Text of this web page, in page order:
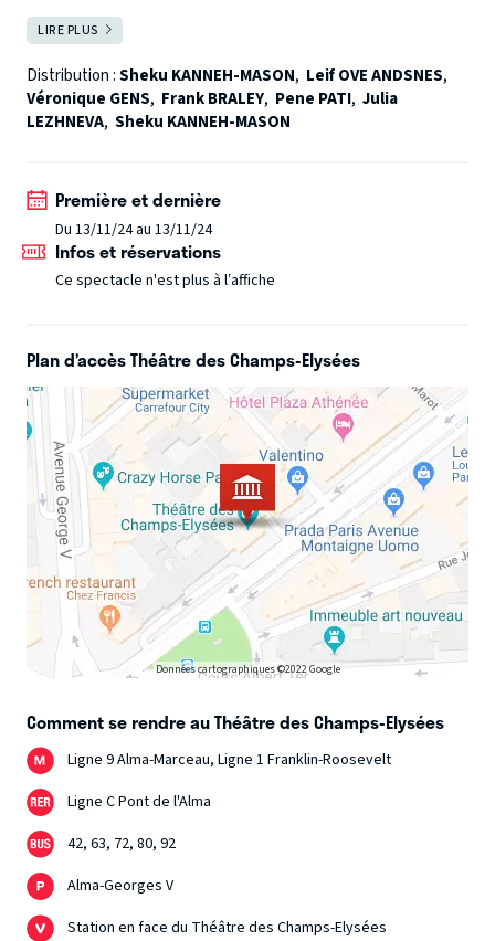
distribution de haut vol.
Pene Pati, la soprano Julia Lezhneva, le pianiste Leif Ove
Andsnes et enfin le prodigieux violoncelliste Sheku
Kanneh-Mason pour une soirée qui promet de belles
surprises.
LIRE PLUS
Distribution :Sheku KANNEH-MASON, Leif OVE ANDSNES,
Véronique GENS, Frank BRALEY, Pene PATI, Julia
LEZHNEVA, Sheku KANNEH-MASON
Première et dernière
Du 13/11/24 au 13/11/24
Infos et réservations
Ce spectacle n'est plus à l’affiche
Plan d’accès Théâtre des Champs-Elysées
Données cartographiques ©2022 Google
Comment se rendre au Théâtre des Champs-Elysées
Ligne 9 Alma-Marceau, Ligne 1 Franklin-Roosevelt
Ligne C Pont de l'Alma
42, 63, 72, 80, 92
Alma-Georges V
Station en face du Théâtre des Champs-Elysées